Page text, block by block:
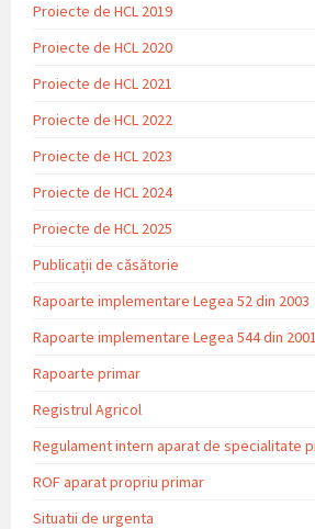
Proiecte de HCL 2019
Proiecte de HCL 2020
Proiecte de HCL 2021
Proiecte de HCL 2022
Proiecte de HCL 2023
Proiecte de HCL 2024
Proiecte de HCL 2025
Publicații de căsătorie
Rapoarte implementare Legea 52 din 2003
Rapoarte implementare Legea 544 din 2001
Rapoarte primar
Registrul Agricol
Regulament intern aparat de specialitate
ROF aparat propriu primar
Situatii de urgenta